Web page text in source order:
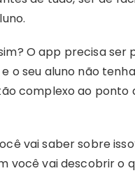
O app precisa ser
o seu aluno não
complexo ao
vai saber sobre
você vai descobrir o